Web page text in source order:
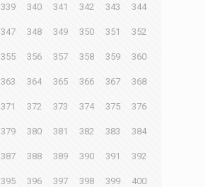
339 340 341 342 343 344
347 348 349 350 351 352
355 356 357 358 359 360
363 364 365 366 367 368
371 372 373 374 375 376
379 380 381 382 383 384
387 388 389 390 391 392
395 396 397 398 399 400